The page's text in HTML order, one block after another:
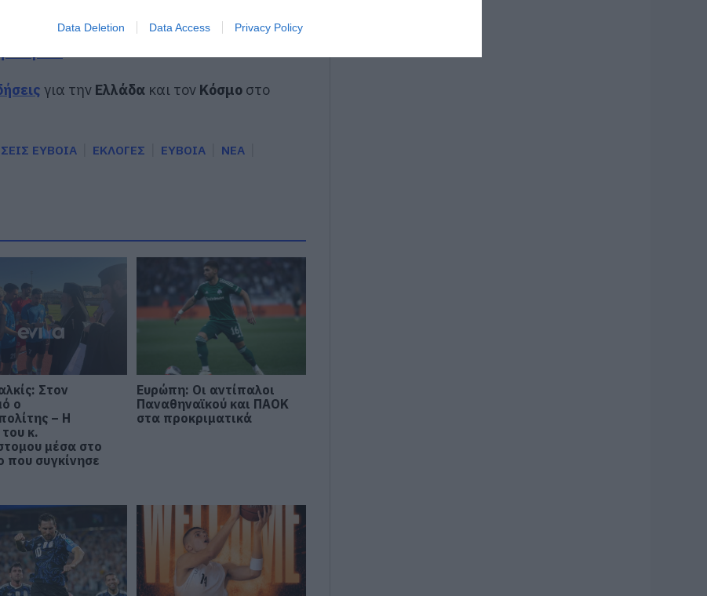
Data Deletion Data Access Privacy Policy
για την Ελλάδα και τον Κόσμο στο
ΕΥΒΟΙΑ ΕΚΛΟΓΕΣ ΕΥΒΟΙΑ
ΝΕΑ
Στον
ο
– Η
κ.
μέσα στο
που συγκίνησε
Ευρώπη: Οι αντίπαλοι
Παναθηναϊκού και ΠΑΟΚ
στα προκριματικά